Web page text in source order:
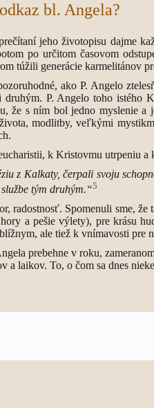
bl. Angela?
jeho životopisu dajme
po určitom časovom
túžili generácie
ako P. Angelo
P. Angelo toho
že s ním bol jedno
modlitby, veľkými
k Kristovmu
z Kalkaty, čerpali svoju
tým druhým.“5
radostnosť. Spomenuli sme,
a pešie výlety), pre krásu
ale tiež k vnímavosti
prebehne v roku,
a laikov. To, o čom sa dnes